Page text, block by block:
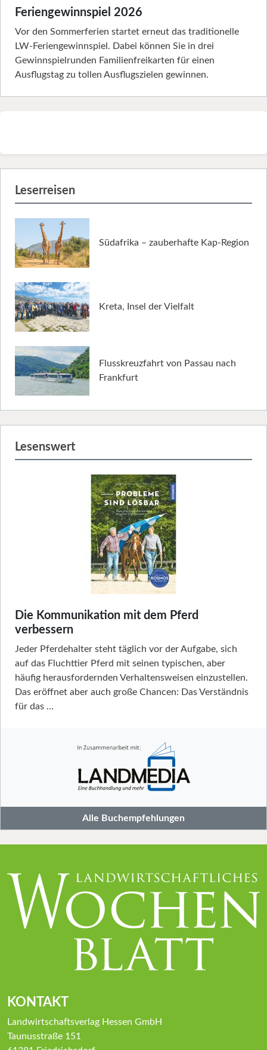
Feriengewinnspiel 2026
Vor den Sommerferien startet erneut das traditionelle
LW-Feriengewinnspiel. Dabei können Sie in drei
Gewinnspielrunden Familienfreikarten für einen
Ausflugstag zu tollen Ausflugszielen gewinnen.
Leserreisen
Südafrika – zauberhafte Kap-Region
Kreta, Insel der Vielfalt
Flusskreuzfahrt von Passau nach
Frankfurt
Lesenswert
Die Kommunikation mit dem Pferd
verbessern
Jeder Pferdehalter steht täglich vor der Aufgabe, sich
auf das Fluchttier Pferd mit seinen typischen, aber
häufig herausfordernden Verhaltensweisen einzustellen.
Das eröffnet aber auch große Chancen: Das Verständnis
für das …
Alle Buchempfehlungen
KONTAKT
Landwirtschaftsverlag Hessen GmbH
Taunusstraße 151